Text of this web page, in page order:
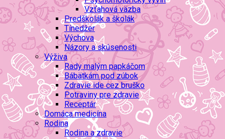
Vzťahová väzba
Predškolák a školák
Tínedžer
Výchova
Názory a skúsenosti
Výživa
Rady malým papkáčom
Bábätkám pod zúbok
Zdravie ide cez bruško
Potraviny pre zdravie
Receptár
Domáca medicína
Rodina
Rodina a zdravie